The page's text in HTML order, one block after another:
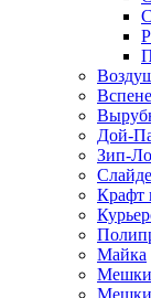
Дой-
Зип-
Крафт
Майка
Мешки
Мешки